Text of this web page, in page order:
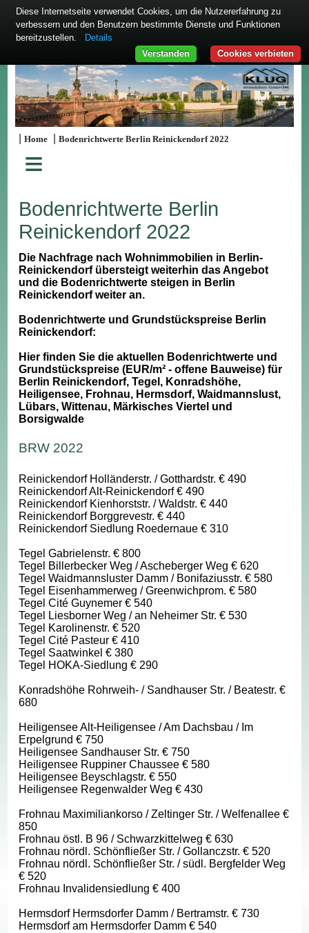
|Home |Bodenrichtwerte Berlin Reinickendorf 2022
≡
Bodenrichtwerte Berlin
Reinickendorf 2022
Die Nachfrage nach Wohnimmobilien in Berlin-
Reinickendorf übersteigt weiterhin das Angebot
und die Bodenrichtwerte steigen in Berlin
Reinickendorf weiter an.
Bodenrichtwerte und Grundstückspreise Berlin
Reinickendorf:
Hier finden Sie die aktuellen Bodenrichtwerte und
Grundstückspreise (EUR/m² - offene Bauweise) für
Berlin Reinickendorf, Tegel, Konradshöhe,
Heiligensee, Frohnau, Hermsdorf, Waidmannslust,
Lübars, Wittenau, Märkisches Viertel und
Borsigwalde
BRW 2022
Reinickendorf Holländerstr. / Gotthardstr. € 490
Reinickendorf Alt-Reinickendorf € 490
Reinickendorf Kienhorststr. / Waldstr. € 440
Reinickendorf Borggrevestr. € 440
Reinickendorf Siedlung Roedernaue € 310
Tegel Gabrielenstr. € 800
Tegel Billerbecker Weg / Ascheberger Weg € 620
Tegel Waidmannsluster Damm / Bonifaziusstr. € 580
Tegel Eisenhammerweg / Greenwichprom. € 580
Tegel Cité Guynemer € 540
Tegel Liesborner Weg / an Neheimer Str. € 530
Tegel Karolinenstr. € 520
Tegel Cité Pasteur € 410
Tegel Saatwinkel € 380
Tegel HOKA-Siedlung € 290
Konradshöhe Rohrweih- / Sandhauser Str. / Beatestr. €
680
Heiligensee Alt-Heiligensee / Am Dachsbau / Im
Erpelgrund € 750
Heiligensee Sandhauser Str. € 750
Heiligensee Ruppiner Chaussee € 580
Heiligensee Beyschlagstr. € 550
Heiligensee Regenwalder Weg € 430
Frohnau Maximiliankorso / Zeltinger Str. / Welfenallee €
850
Frohnau östl. B 96 / Schwarzkittelweg € 630
Frohnau nördl. Schönfließer Str. / Gollanczstr. € 520
Frohnau nördl. Schönfließer Str. / südl. Bergfelder Weg
€ 520
Frohnau Invalidensiedlung € 400
Hermsdorf Hermsdorfer Damm / Bertramstr. € 730
Hermsdorf am Hermsdorfer Damm € 540
Diese Internetseite verwendet Cookies, um die Nutzererfahrung zu
verbessern und den Benutzern bestimmte Dienste und Funktionen
bereitzustellen.
Details
Cookies verbieten
Verstanden